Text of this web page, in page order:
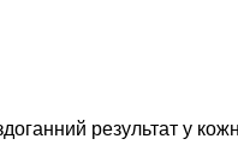
результат у